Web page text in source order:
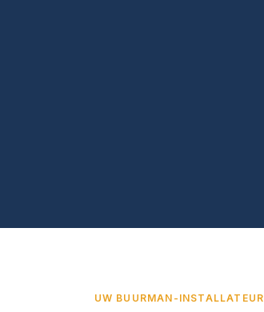
UW BUURMAN-INSTALLATEUR